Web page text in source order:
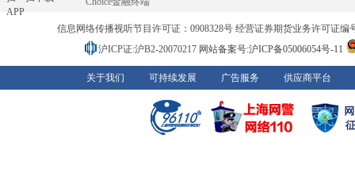
APP
信息网络传播视听节目许可证：0908328号 经营证券期货业务许可证编
沪ICP证:沪B2-20070217 网站备案号:沪ICP备05006054号-11
关于我们 可持续发展 广告服务 供应商平台